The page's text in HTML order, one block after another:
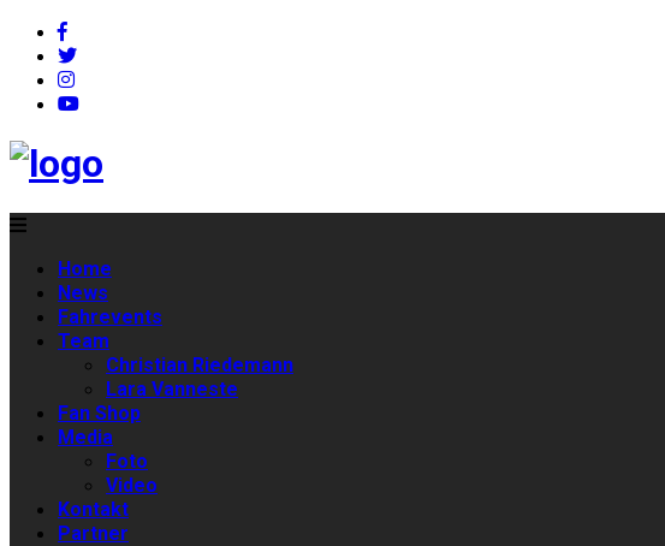
Home
News
Fahrevents
Team
Christian Riedemann
Lara Vanneste
Fan Shop
Media
Foto
Video
Kontakt
Partner